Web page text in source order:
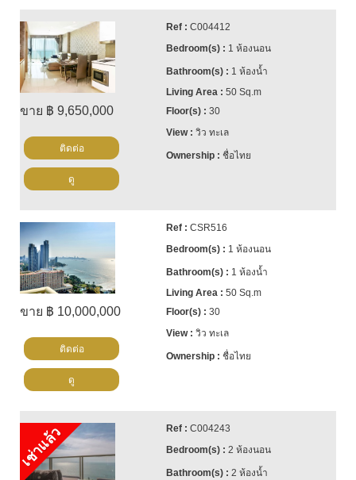
ขาย ฿ 9,650,000
C004412
1 ห้องนอน
1 ห้องน้ำ
50 Sq.m
30
วิว ทะเล
ชื่อไทย
ติดต่อ
ดู
ขาย ฿ 10,000,000
CSR516
1 ห้องนอน
1 ห้องน้ำ
50 Sq.m
30
วิว ทะเล
ชื่อไทย
ติดต่อ
ดู
เช่าแล้ว
C004243
2 ห้องนอน
2 ห้องน้ำ